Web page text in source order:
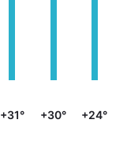
+31° +30° +24°